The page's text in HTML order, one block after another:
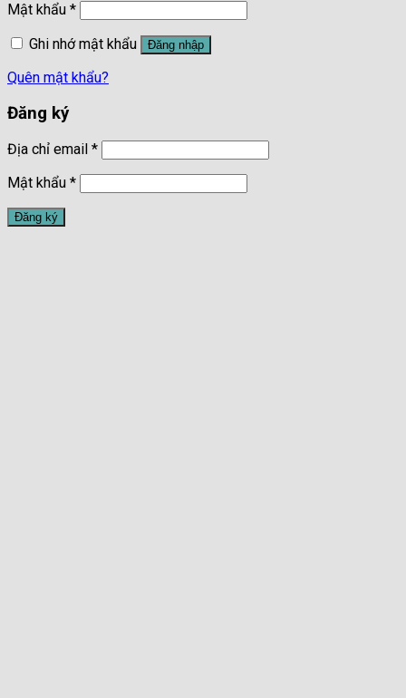
Mật khẩu *
Ghi nhớ mật khẩu
Đăng nhập
Quên mật khẩu?
Đăng ký
Địa chỉ email *
Mật khẩu *
Đăng ký